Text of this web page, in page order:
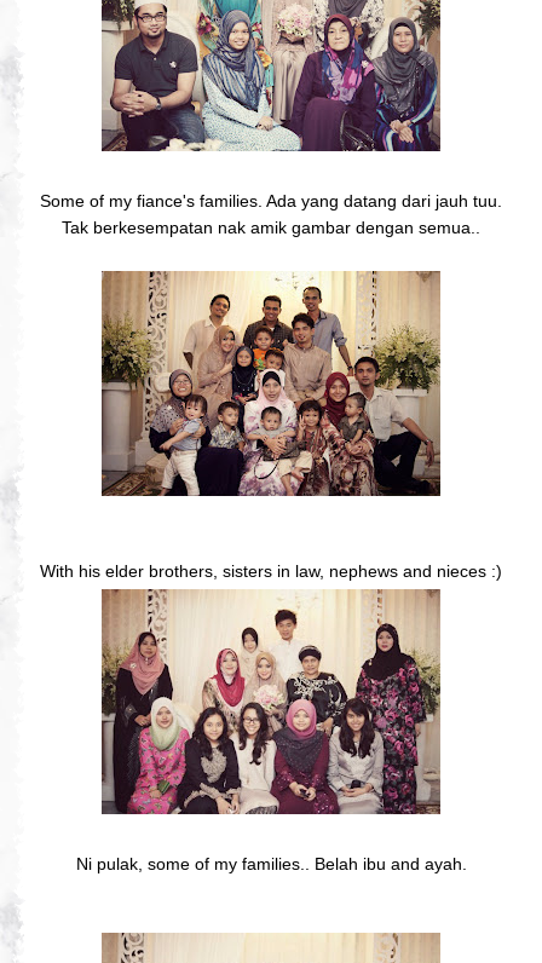
Some of my fiance's families. Ada yang datang dari jauh tuu.
Tak berkesempatan nak amik gambar dengan semua..
With his elder brothers, sisters in law, nephews and nieces :)
Ni pulak, some of my families.. Belah ibu and ayah.